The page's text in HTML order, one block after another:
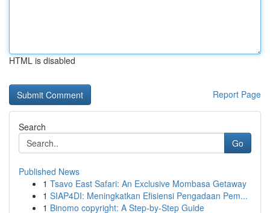
HTML is disabled
Report Page
Search
Go
Published News
1 Tsavo East Safari: An Exclusive Mombasa Getaway
1 SIAP4DI: Meningkatkan Efisiensi Pengadaan Pem...
1 Binomo copyright: A Step-by-Step Guide